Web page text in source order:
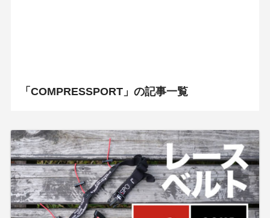
「COMPRESSPORT」の記事一覧